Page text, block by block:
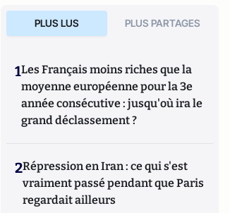
PLUS LUS PLUS PARTAGES
1Les Français moins riches que la
moyenne européenne pour la 3e
année consécutive : jusqu'où ira le
grand déclassement ?
2Répression en Iran : ce qui s'est
vraiment passé pendant que Paris
regardait ailleurs